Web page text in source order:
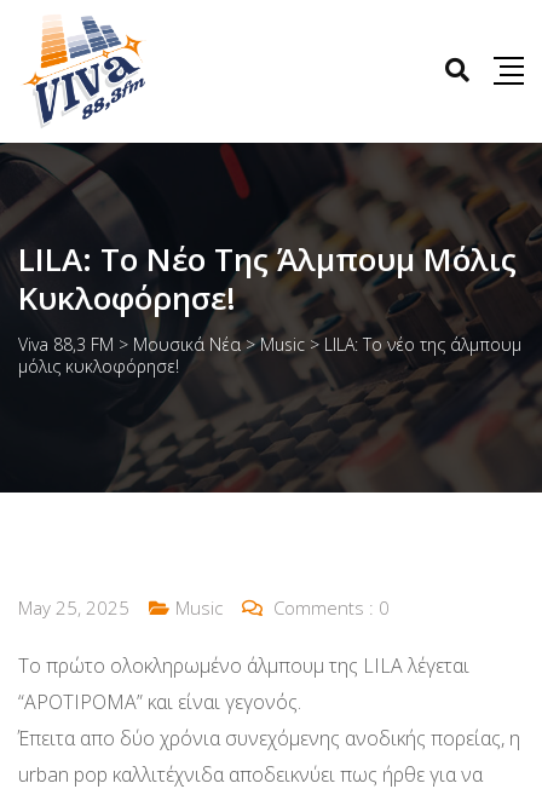
LILA: Το Νέο Της Άλμπουμ Μόλις
Κυκλοφόρησε!
Viva 88,3 FM > Μουσικά Νέα>Music > LILA: Το νέο της άλμπουμ
μόλις κυκλοφόρησε!
May 25, 2025 Music Comments : 0
Το πρώτο ολοκληρωμένο άλμπουμ της LILA λέγεται
“APOTIPOMA” και είναι γεγονός.
Έπειτα απο δύο χρόνια συνεχόμενης ανοδικής πορείας, η
urban pop καλλιτέχνιδα αποδεικνύει πως ήρθε για να